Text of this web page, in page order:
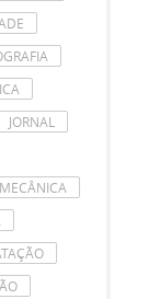
JORNAL
MECÂNICA